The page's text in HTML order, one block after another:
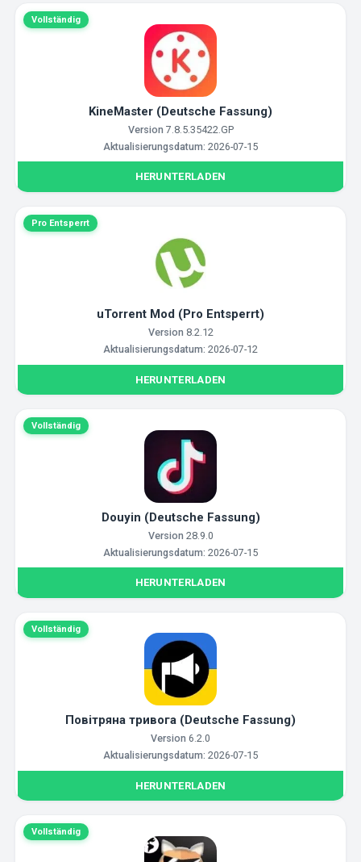
Vollständig
KineMaster (Deutsche Fassung)
Version 7.8.5.35422.GP
Aktualisierungsdatum: 2026-07-15
HERUNTERLADEN
Pro Entsperrt
uTorrent Mod (Pro Entsperrt)
Version 8.2.12
Aktualisierungsdatum: 2026-07-12
HERUNTERLADEN
Vollständig
Douyin (Deutsche Fassung)
Version 28.9.0
Aktualisierungsdatum: 2026-07-15
HERUNTERLADEN
Vollständig
Повітряна тривога (Deutsche Fassung)
Version 6.2.0
Aktualisierungsdatum: 2026-07-15
HERUNTERLADEN
Vollständig